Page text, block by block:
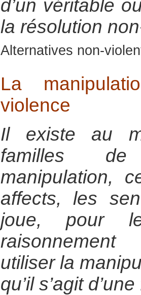
d’un véritable
la résolution
Alternatives non-
La
violence
Il existe au
familles
manipulation,
affects, les
joue, pour
utiliser la
qu’il s’agit